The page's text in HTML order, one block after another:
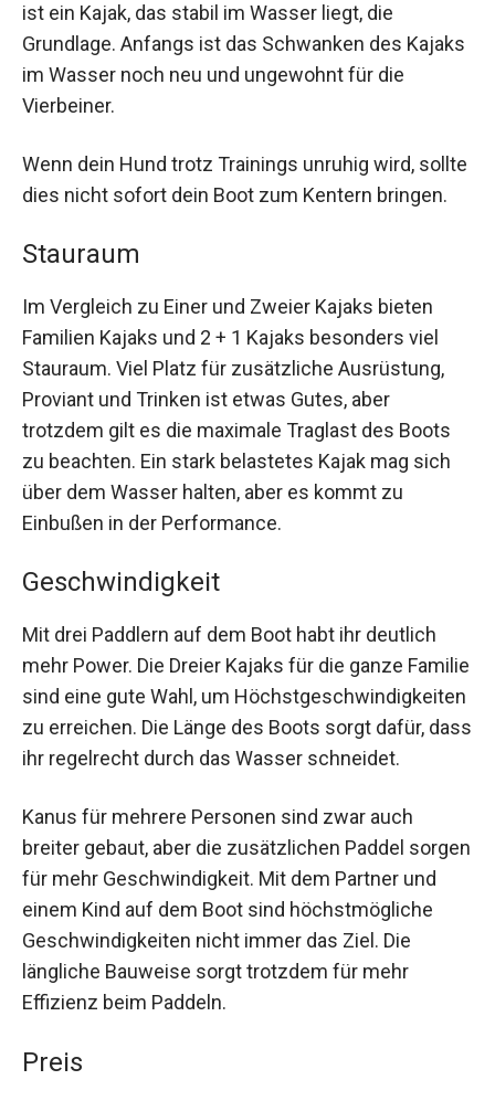
ist ein Kajak, das stabil im Wasser liegt, die
Grundlage. Anfangs ist das Schwanken des Kajaks
im Wasser noch neu und ungewohnt für die
Vierbeiner.
Wenn dein Hund trotz Trainings unruhig wird, sollte
dies nicht sofort dein Boot zum Kentern bringen.
Stauraum
Im Vergleich zu Einer und Zweier Kajaks bieten
Familien Kajaks und 2 + 1 Kajaks besonders viel
Stauraum. Viel Platz für zusätzliche Ausrüstung,
Proviant und Trinken ist etwas Gutes, aber
trotzdem gilt es die maximale Traglast des Boots
zu beachten. Ein stark belastetes Kajak mag sich
über dem Wasser halten, aber es kommt zu
Einbußen in der Performance.
Geschwindigkeit
Mit drei Paddlern auf dem Boot habt ihr deutlich
mehr Power. Die Dreier Kajaks für die ganze Familie
sind eine gute Wahl, um Höchstgeschwindigkeiten
zu erreichen. Die Länge des Boots sorgt dafür, dass
ihr regelrecht durch das Wasser schneidet.
Kanus für mehrere Personen sind zwar auch
breiter gebaut, aber die zusätzlichen Paddel sorgen
für mehr Geschwindigkeit. Mit dem Partner und
einem Kind auf dem Boot sind höchstmögliche
Geschwindigkeiten nicht immer das Ziel. Die
längliche Bauweise sorgt trotzdem für mehr
Effizienz beim Paddeln.
Preis